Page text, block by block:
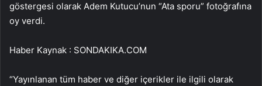
göstergesi olarak Adem Kutucu’nun “Ata sporu” fotoğrafına
oy verdi.
Haber Kaynak : SONDAKIKA.COM
“Yayınlanan tüm haber ve diğer içerikler ile ilgili olarak